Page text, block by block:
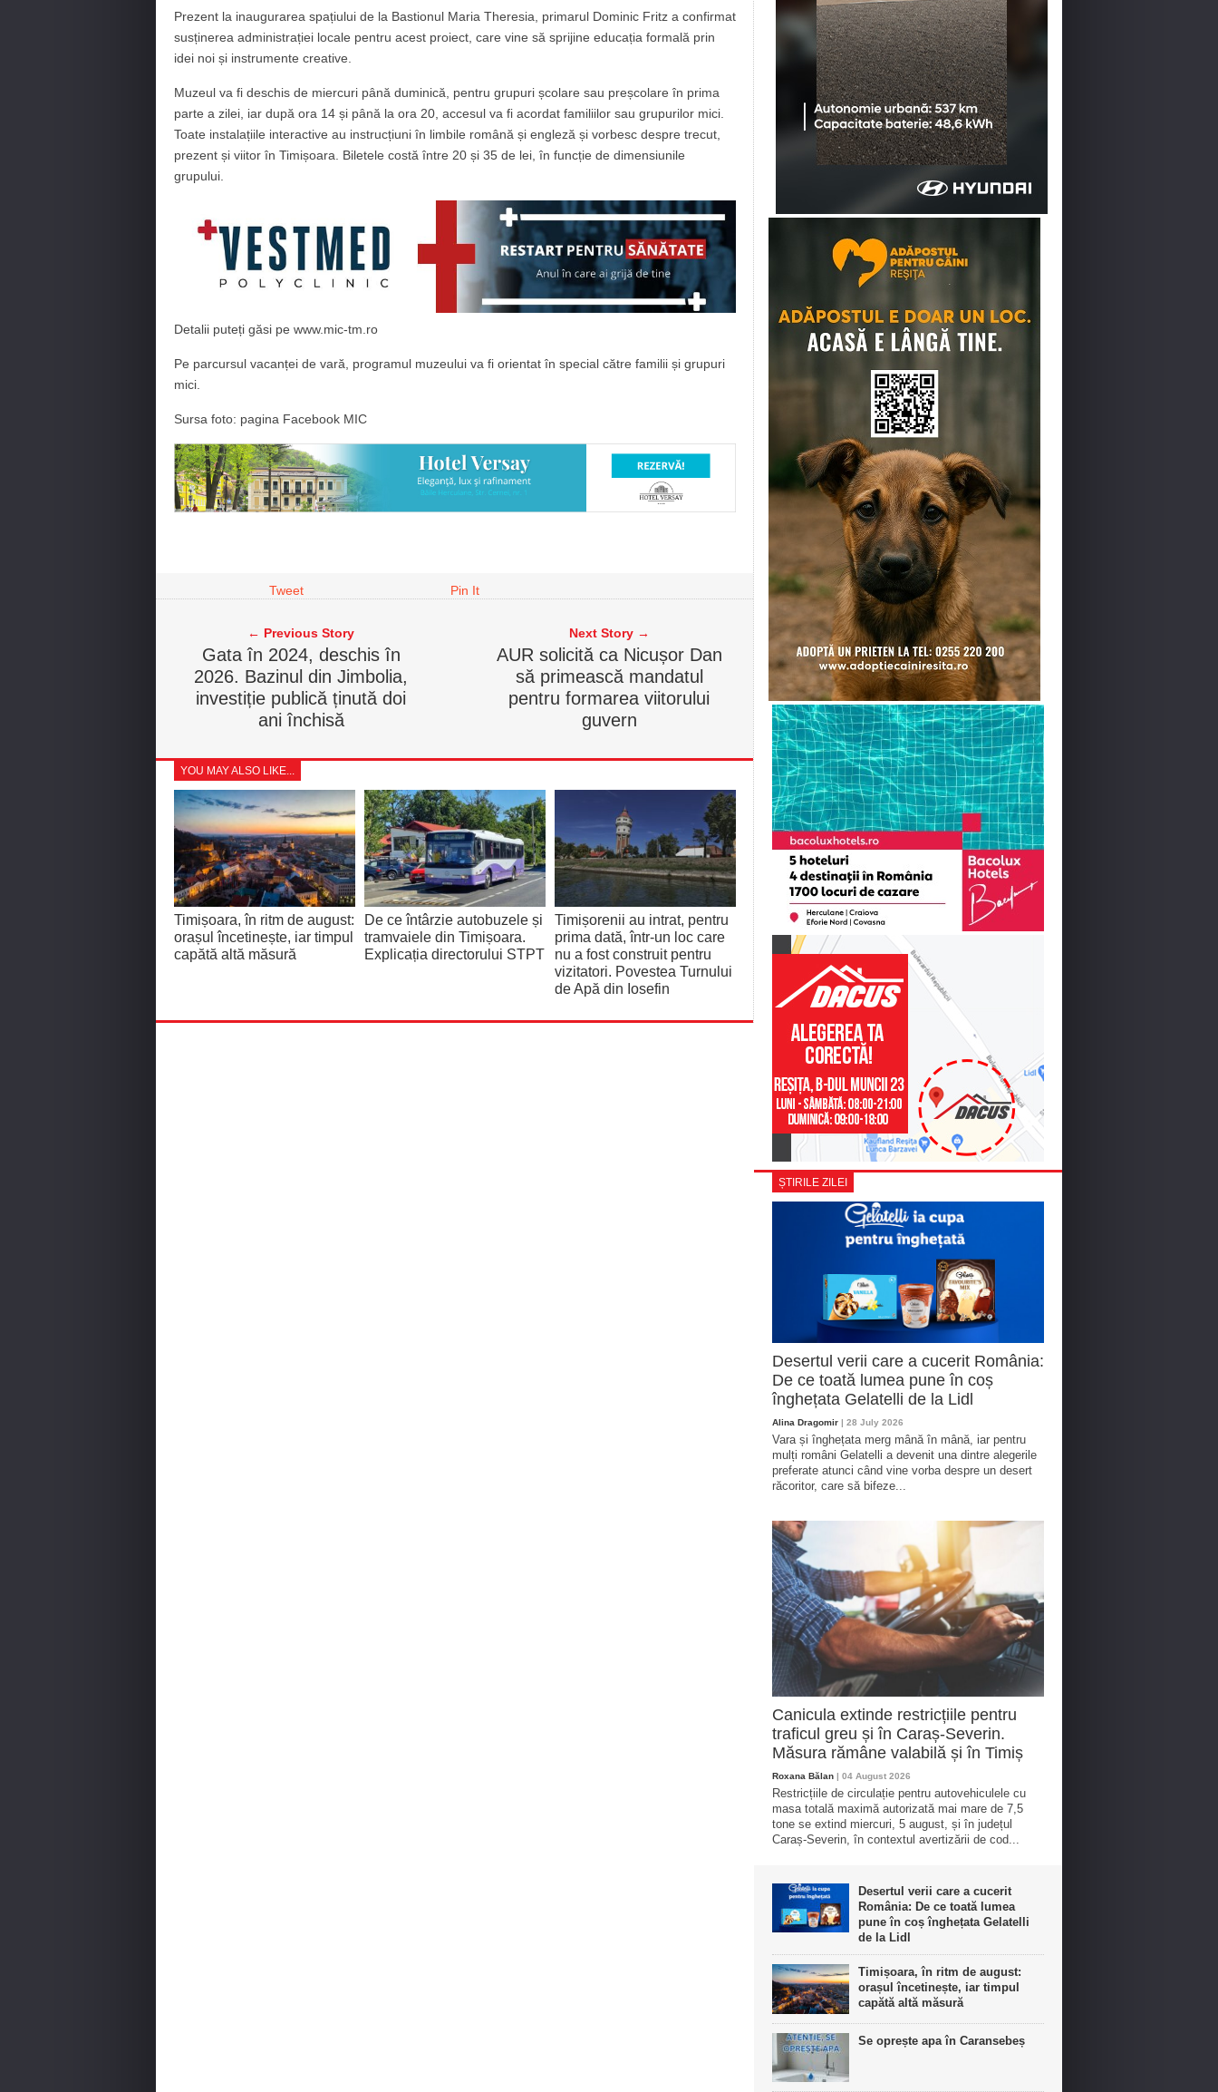
Prezent la inaugurarea spațiului de la Bastionul Maria Theresia, primarul Dominic Fritz a confirmat
susținerea administrației locale pentru acest proiect, care vine să sprijine educația formală prin
idei noi și instrumente creative.
Muzeul va fi deschis de miercuri până duminică, pentru grupuri școlare sau preșcolare în prima
parte a zilei, iar după ora 14 și până la ora 20, accesul va fi acordat familiilor sau grupurilor mici.
Toate instalațiile interactive au instrucțiuni în limbile română și engleză și vorbesc despre trecut,
prezent și viitor în Timișoara. Biletele costă între 20 și 35 de lei, în funcție de dimensiunile
grupului.
Detalii puteți găsi pe www.mic-tm.ro
Pe parcursul vacanței de vară, programul muzeului va fi orientat în special către familii și grupuri
mici.
Sursa foto: pagina Facebook MIC
Tweet Pin It
← Previous Story
Gata în 2024, deschis în
2026. Bazinul din Jimbolia,
investiție publică ținută doi
ani închisă
Next Story →
AUR solicită ca Nicușor Dan
să primească mandatul
pentru formarea viitorului
guvern
YOU MAY ALSO LIKE...
Timișoara, în ritm de august:
orașul încetinește, iar timpul
capătă altă măsură
De ce întârzie autobuzele și
tramvaiele din Timișoara.
Explicația directorului STPT
Timișorenii au intrat, pentru
prima dată, într-un loc care
nu a fost construit pentru
vizitatori. Povestea Turnului
de Apă din Iosefin
ȘTIRILE ZILEI
Desertul verii care a cucerit România:
De ce toată lumea pune în coș
înghețata Gelatelli de la Lidl
Alina Dragomir | 28 July 2026
Vara și înghețata merg mână în mână, iar pentru
mulți români Gelatelli a devenit una dintre alegerile
preferate atunci când vine vorba despre un desert
răcoritor, care să bifeze...
Canicula extinde restricțiile pentru
traficul greu și în Caraș-Severin.
Măsura rămâne valabilă și în Timiș
Roxana Bălan | 04 August 2026
Restricțiile de circulație pentru autovehiculele cu
masa totală maximă autorizată mai mare de 7,5
tone se extind miercuri, 5 august, și în județul
Caraș-Severin, în contextul avertizării de cod...
Desertul verii care a cucerit
România: De ce toată lumea
pune în coș înghețata Gelatelli
de la Lidl
Timișoara, în ritm de august:
orașul încetinește, iar timpul
capătă altă măsură
Se oprește apa în Caransebeș